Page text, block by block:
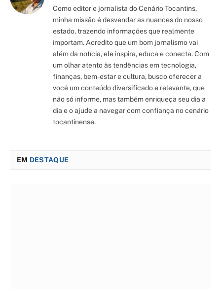
Como editor e jornalista do Cenário Tocantins,
minha missão é desvendar as nuances do nosso
estado, trazendo informações que realmente
importam. Acredito que um bom jornalismo vai
além da notícia, ele inspira, educa e conecta. Com
um olhar atento às tendências em tecnologia,
finanças, bem-estar e cultura, busco oferecer a
você um conteúdo diversificado e relevante, que
não só informe, mas também enriqueça seu dia a
dia e o ajude a navegar com confiança no cenário
tocantinense.
EM DESTAQUE